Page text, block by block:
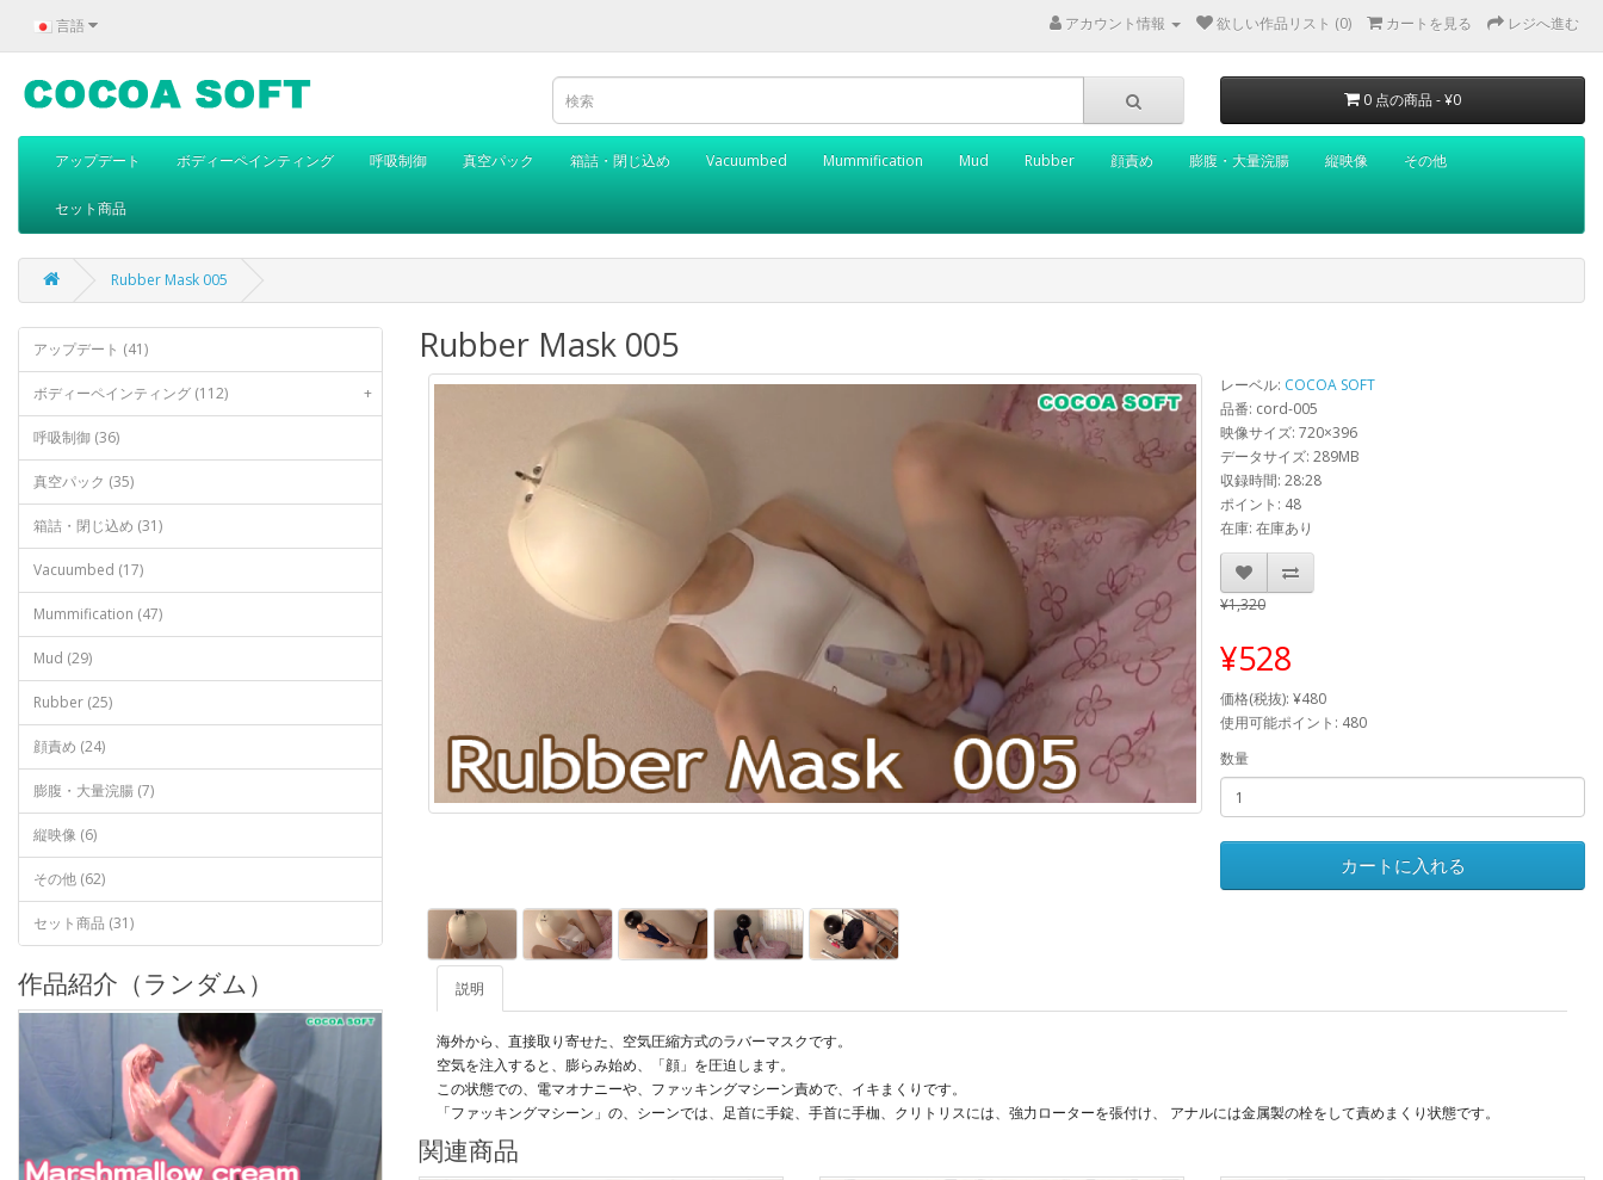
言語 アカウント情報 欲しい作品リスト (0) カートを見る レジへ進む
0 点の商品 - ¥0
アップデート ボディーペインティング 呼吸制御 真空パック 箱詰・閉じ込め Vacuumbed Mummification Mud Rubber 顔責め 膨腹・大量浣腸 縦映像 その他
セット商品
Rubber Mask 005
アップデート (41)
ボディーペインティング (112) +
呼吸制御 (36)
真空パック (35)
箱詰・閉じ込め (31)
Vacuumbed (17)
Mummification (47)
Mud (29)
Rubber (25)
顔責め (24)
膨腹・大量浣腸 (7)
縦映像 (6)
その他 (62)
セット商品 (31)
作品紹介（ランダム）
Rubber Mask 005
レーベル: COCOA SOFT
品番: cord-005
映像サイズ: 720×396
データサイズ: 289MB
収録時間: 28:28
ポイント: 48
在庫: 在庫あり
¥1,320
¥528
価格(税抜): ¥480
使用可能ポイント: 480
数量
カートに入れる
説明
海外から、直接取り寄せた、空気圧縮方式のラバーマスクです。
空気を注入すると、膨らみ始め、「顔」を圧迫します。
この状態での、電マオナニーや、ファッキングマシーン責めで、イキまくりです。
「ファッキングマシーン」の、シーンでは、足首に手錠、手首に手枷、クリトリスには、強力ローターを張付け、 アナルには金属製の栓をして責めまくり状態です。
関連商品